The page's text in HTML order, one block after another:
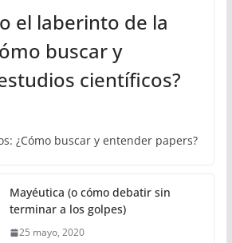
el laberinto de la
buscar y
científicos?
¿Cómo buscar y entender papers?
Mayéutica (o cómo debatir sin
terminar a los golpes)
25 mayo, 2020